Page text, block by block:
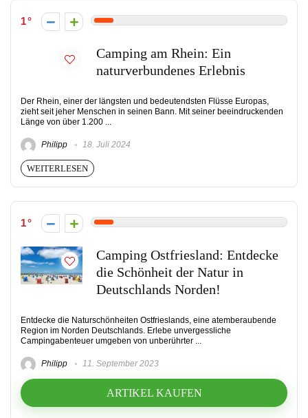
1
Camping am Rhein: Ein
naturverbundenes Erlebnis
Der Rhein, einer der längsten und bedeutendsten Flüsse Europas,
zieht seit jeher Menschen in seinen Bann. Mit seiner beeindruckenden
Länge von über 1.200 ...
Philipp 18. Juli 2024
WEITERLESEN
1
Camping Ostfriesland: Entdecke
die Schönheit der Natur in
Deutschlands Norden!
Entdecke die Naturschönheiten Ostfrieslands, eine atemberaubende
Region im Norden Deutschlands. Erlebe unvergessliche
Campingabenteuer umgeben von unberührter ...
Philipp 11. September 2023
ARTIKEL KAUFEN